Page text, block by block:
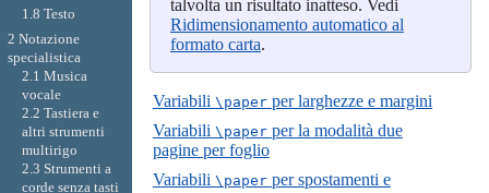
talvolta un risultato inatteso. Vedi
Ridimensionamento automatico al
formato carta.
Variabili \paperper larghezze e margini
Variabili \paperper la modalità due
pagine per foglio
Variabili \paperper spostamenti e
1.8 Testo
2 Notazione
specialistica
2.1 Musica
vocale
2.2 Tastiera e
altri strumenti
multirigo
2.3 Strumenti a
corde senza tasti